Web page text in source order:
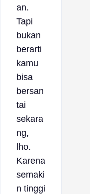
an.
Tapi
bukan
berarti
kamu
bisa
bersan
tai
sekara
ng,
lho.
Karena
semaki
n tinggi